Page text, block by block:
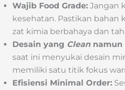
Wajib Food Grade:Jangan
kesehatan. Pastikan bahan
zat kimia berbahaya dan
Desain yang Cleannamun
saat ini menyukai desain
memiliki satu titik fokus
Efisiensi Minimal Order: